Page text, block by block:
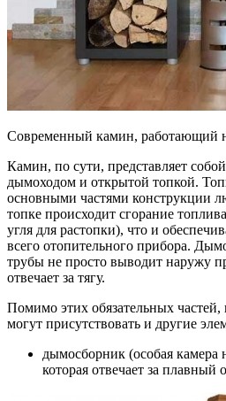
Современный камин, работающий
Камин, по сути, представляет
дымоходом и открытой топкой.
основными частями конструкции
топке происходит сгорание
угля для растопки), что и
всего отопительного прибора.
трубы не просто выводит наружу
отвечает за тягу.
Помимо этих обязательных
могут присутствовать и другие
дымосборник (особая камера
которая отвечает за плавный